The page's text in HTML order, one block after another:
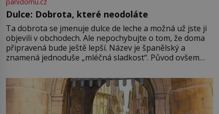
Dulce: Dobrota, které neodoláte
Ta dobrota se jmenuje dulce de leche a možná už jste ji
objevili v obchodech. Ale nepochybujte o tom, že doma
připravená bude ještě lepší. Název je španělský a
znamená jednoduše „mléčná sladkost“. Původ ovšem
pře hned několik latinskoamerických zemí a k tomu
Francie, kde se traduje,